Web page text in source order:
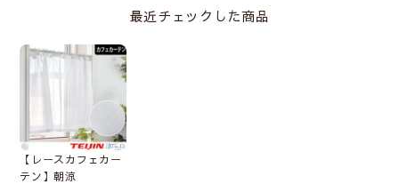
最近チェックした商品
【レースカフェカー
テン】朝涼